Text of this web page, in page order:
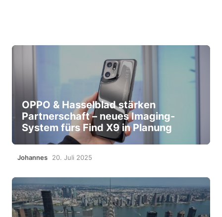
OPPO & Hasselblad stärken
Partnerschaft – neues Imaging-
System fürs Find X9 in Planung
Johannes 20. Juli 2025